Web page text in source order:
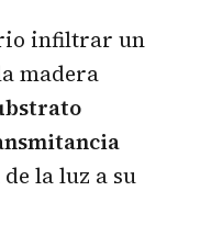
infiltrar un
madera
la luz a su